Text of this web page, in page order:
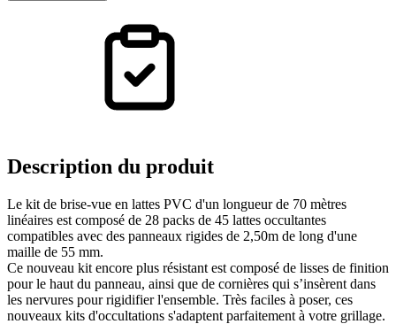
Description du produit
Le kit de brise-vue en lattes PVC d'un longueur de 70 mètres
linéaires est composé de 28 packs de 45 lattes occultantes
compatibles avec des panneaux rigides de 2,50m de long d'une
maille de 55 mm.
Ce nouveau kit encore plus résistant est composé de lisses de finition
pour le haut du panneau, ainsi que de cornières qui s’insèrent dans
les nervures pour rigidifier l'ensemble. Très faciles à poser, ces
nouveaux kits d'occultations s'adaptent parfaitement à votre grillage.